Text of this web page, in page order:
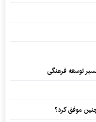
توسعه فرهنگی
موفق کرد؟